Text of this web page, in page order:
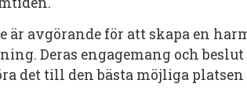
är avgörande för att skapa en
Deras engagemang och
det till den bästa möjliga platsen